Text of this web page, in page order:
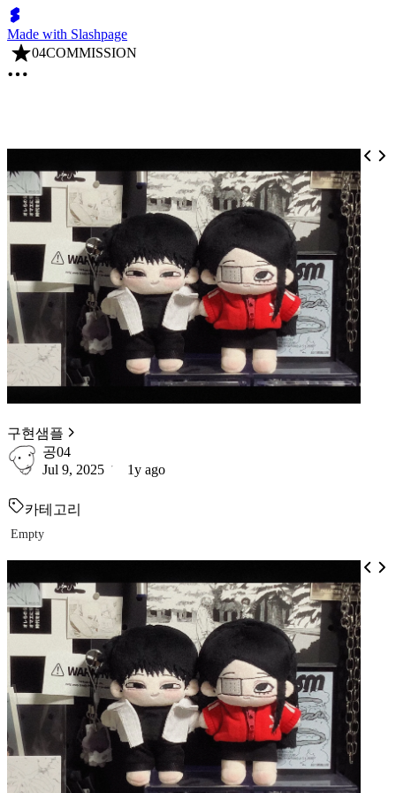
Made with Slashpage
04COMMISSION
구현샘플
공04
Jul 9, 2025
1y ago
카테고리
Empty